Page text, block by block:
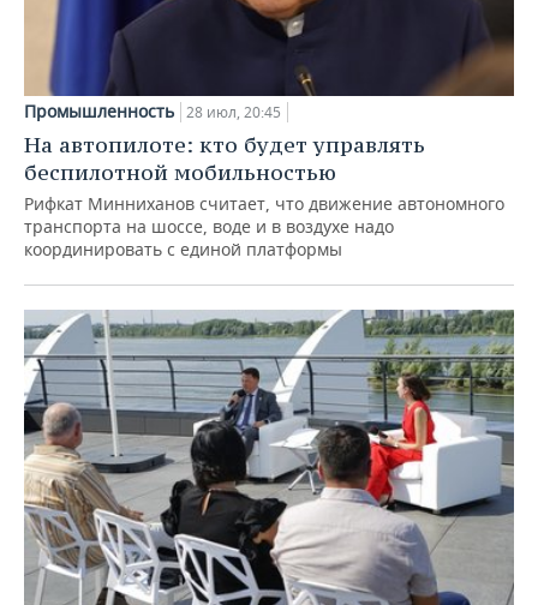
Промышленность 28 июл, 20:45
На автопилоте: кто будет управлять
беспилотной мобильностью
Рифкат Минниханов считает, что движение автономного
транспорта на шоссе, воде и в воздухе надо
координировать с единой платформы